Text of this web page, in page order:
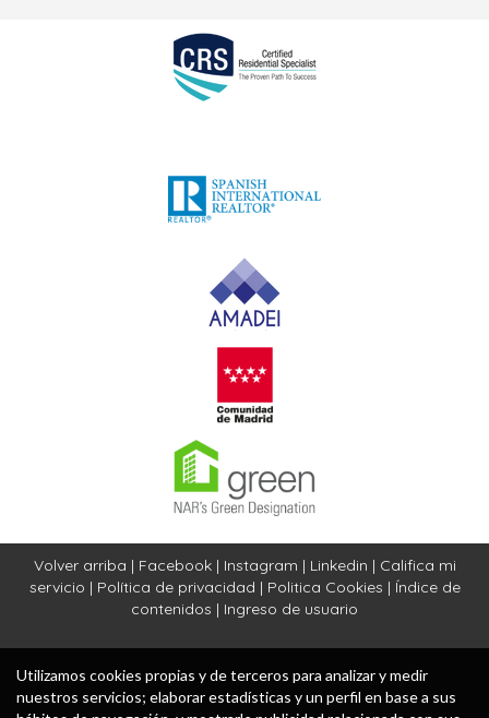
Volver arriba | Facebook| Instagram | Linkedin | Califica mi
servicio | Política de privacidad | Politica Cookies | Índice de
contenidos | Ingreso de usuario
Utilizamos cookies propias y de terceros para analizar y medir
nuestros servicios; elaborar estadísticas y un perfil en base a sus